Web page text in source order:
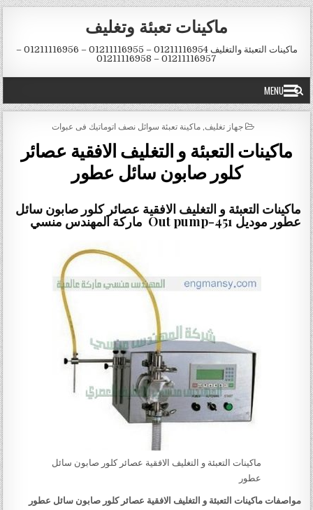
Skip to content
ماكينات تعبئة وتغليف
ماكينات التعبئة والتغليف 01211116954 – 01211116955 – 01211116956 –
01211116957 – 01211116958
MENU
POSTED IN
جهاز تغليف ماكينة تعبئة سوائل نصف اتوماتيك فى عبوات
ماكينات التعبئة و التغليف الافقية عصائر
كلور صابون سائل عطور
ماكينات التعبئة و التغليف الافقية عصائر كلور صابون سائل
عطور موديل 451-Out pump ماركة المهندس منسي
ماكينات التعبئة و التغليف الافقية عصائر كلور صابون سائل
عطور
مواصفات ماكينات التعبئة و التغليف الافقية عصائر كلور صابون سائل عطور